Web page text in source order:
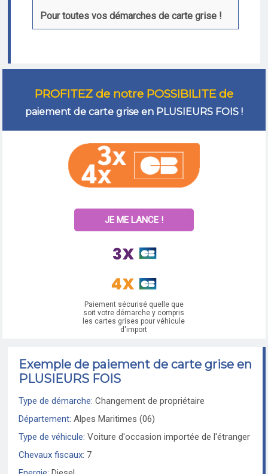
Pour toutes vos démarches de carte grise !
PROFITEZ de notre POSSIBILITE de
paiement de carte grise en PLUSIEURS FOIS !
JE ME LANCE !
Paiement sécurisé quelle que
soit votre démarche y compris
les cartes grises pour véhicule
d'import
Exemple de paiement de carte grise en
PLUSIEURS FOIS
Type de démarche: Changement de propriétaire
Département: Alpes Maritimes (06)
Type de véhicule: Voiture d'occasion importée de l'étranger
Chevaux fiscaux: 7